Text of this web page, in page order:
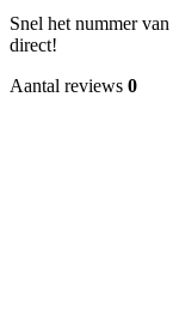
Snel het nummer
direct!
Aantal reviews 0